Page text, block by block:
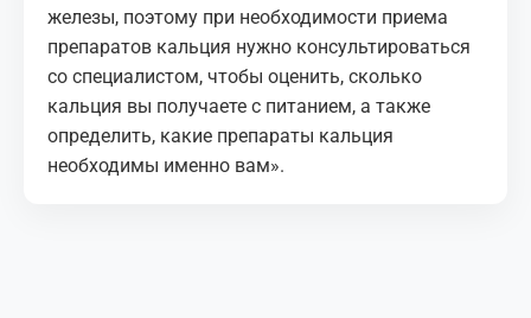
железы, поэтому при необходимости приема
препаратов кальция нужно консультироваться
со специалистом, чтобы оценить, сколько
кальция вы получаете с питанием, а также
определить, какие препараты кальция
необходимы именно вам».